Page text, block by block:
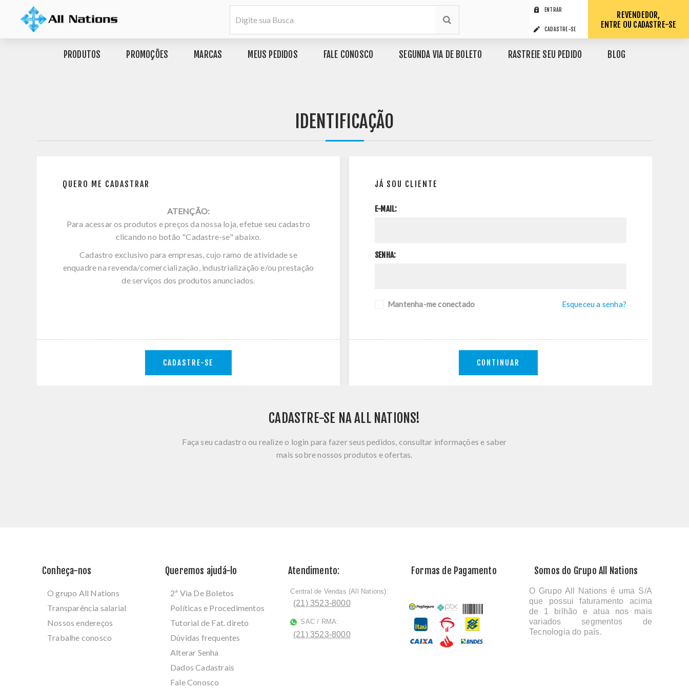
ENTRAR
CADASTRE-SE
REVENDEDOR,
ENTRE OU CADASTRE-SE
PRODUTOS PROMOÇÕES MARCAS MEUS PEDIDOS FALE CONOSCO SEGUNDA VIA DE BOLETO RASTREIE SEU PEDIDO BLOG
IDENTIFICAÇÃO
QUERO ME CADASTRAR
ATENÇÃO:
Para acessar os produtos e preços da nossa loja, efetue seu cadastro
clicando no botão "Cadastre-se" abaixo.
Cadastro exclusivo para empresas, cujo ramo de atividade se
enquadre na revenda/comercialização, industrialização e/ou prestação
de serviços dos produtos anunciados.
CADASTRE-SE
JÁ SOU CLIENTE
E-MAIL:
SENHA:
Mantenha-me conectado Esqueceu a senha?
CONTINUAR
CADASTRE-SE NA ALL NATIONS!
Faça seu cadastro ou realize o login para fazer seus pedidos, consultar informações e saber
mais sobre nossos produtos e ofertas.
Conheça-nos
O grupo All Nations
Transparência salarial
Nossos endereços
Trabalhe conosco
Queremos ajudá-lo
2ª Via De Boletos
Políticas e Procedimentos
Tutorial de Fat. direto
Dúvidas frequentes
Alterar Senha
Dados Cadastrais
Fale Conosco
Atendimento:
ﾠCentral de Vendas (All Nations):
(21) 3523-8000
SAC / RMA:
(21) 3523-8000
Formas de Pagamento Somos do Grupo All Nations
O Grupo All Nations é uma S/A
que possui faturamento acima
de 1 bilhão e atua nos mais
variados segmentos de
Tecnologia do país.